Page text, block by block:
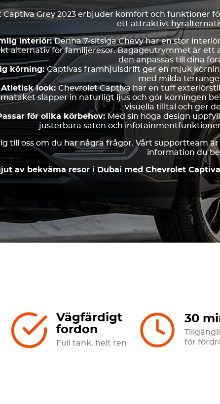
Captiva Grey 2023 erbjuder komfort och funktioner
ett attraktivt
interiör:Denna 7-sitsiga Chevy har en stor
alternativ för familjeresor. Bagageutrymmet är ett
den anpassas till dina
körning: Captivas framhjulsdrift ger en mjuk
med milda
Atletisk look: Chevrolet Captiva har en tuff
släpper in naturligt ljus och gör körningen
visuella tilltal och ger
för olika körbehov:Med sin höga design
justerbara säten och
till oss om du har några frågor. Vårt supportteam
information du
av bekväma resor i Dubai med Chevrolet
Vägfärdigt
fordon
Full tank, helt ren
30
för